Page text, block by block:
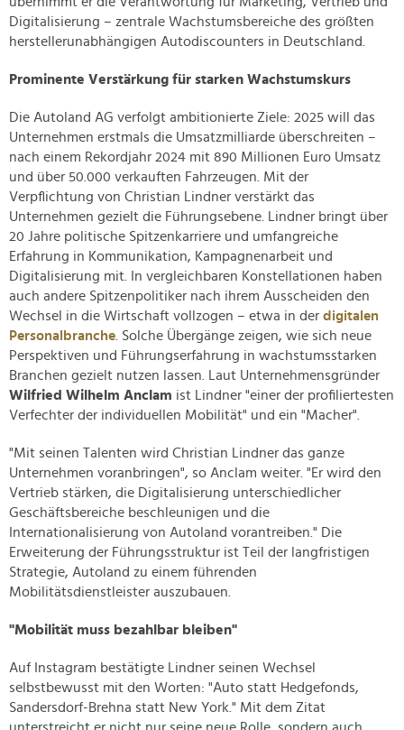
Digitalisierung – zentrale Wachstumsbereiche des größten
herstellerunabhängigen Autodiscounters in Deutschland.
Prominente Verstärkung für starken Wachstumskurs
Die Autoland AG verfolgt ambitionierte Ziele: 2025 will das
Unternehmen erstmals die Umsatzmilliarde überschreiten –
nach einem Rekordjahr 2024 mit 890 Millionen Euro Umsatz
und über 50.000 verkauften Fahrzeugen. Mit der
Verpflichtung von Christian Lindner verstärkt das
Unternehmen gezielt die Führungsebene. Lindner bringt über
20 Jahre politische Spitzenkarriere und umfangreiche
Erfahrung in Kommunikation, Kampagnenarbeit und
Digitalisierung mit. In vergleichbaren Konstellationen haben
auch andere Spitzenpolitiker nach ihrem Ausscheiden den
Wechsel in die Wirtschaft vollzogen – etwa in der digitalen
Personalbranche . Solche Übergänge zeigen, wie sich neue
Perspektiven und Führungserfahrung in wachstumsstarken
Branchen gezielt nutzen lassen. Laut Unternehmensgründer
Wilfried Wilhelm Anclam ist Lindner "einer der profiliertesten
Verfechter der individuellen Mobilität" und ein "Macher".
"Mit seinen Talenten wird Christian Lindner das ganze
Unternehmen voranbringen", so Anclam weiter. "Er wird den
Vertrieb stärken, die Digitalisierung unterschiedlicher
Geschäftsbereiche beschleunigen und die
Internationalisierung von Autoland vorantreiben." Die
Erweiterung der Führungsstruktur ist Teil der langfristigen
Strategie, Autoland zu einem führenden
Mobilitätsdienstleister auszubauen.
"Mobilität muss bezahlbar bleiben"
Auf Instagram bestätigte Lindner seinen Wechsel
selbstbewusst mit den Worten: "Auto statt Hedgefonds,
Sandersdorf-Brehna statt New York." Mit dem Zitat